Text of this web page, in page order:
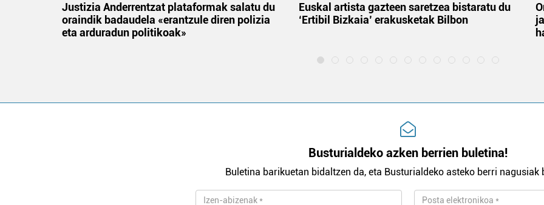
Justizia Anderrentzat plataformak salatu du
oraindik badaudela «erantzule diren polizia
eta arduradun politikoak»
Euskal artista gazteen saretzea bistaratu du
‘Ertibil Bizkaia’ erakusketak Bilbon
Busturialdeko azken berrien buletina!
Buletina barikuetan bidaltzen da, eta Busturialdeko asteko berri nagusiak